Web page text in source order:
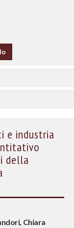
e industria
della
Chiara